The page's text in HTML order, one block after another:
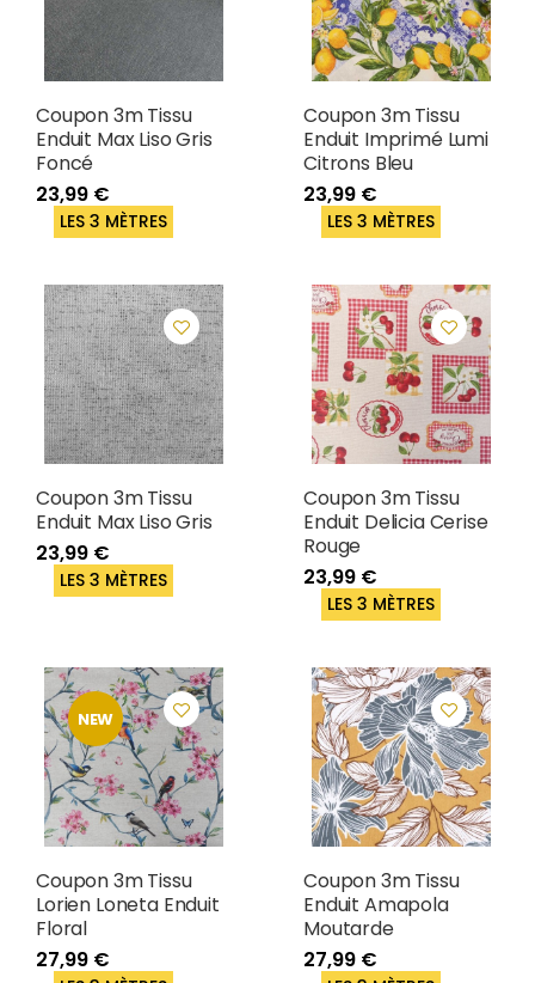
Coupon 3m Tissu
Enduit Max Liso Gris
Foncé
23,99 €
LES 3 MÈTRES
Coupon 3m Tissu
Enduit Imprimé Lumi
Citrons Bleu
23,99 €
LES 3 MÈTRES
Coupon 3m Tissu
Enduit Max Liso Gris
23,99 €
LES 3 MÈTRES
Coupon 3m Tissu
Enduit Delicia Cerise
Rouge
23,99 €
LES 3 MÈTRES
NEW
Coupon 3m Tissu
Lorien Loneta Enduit
Floral
27,99 €
Coupon 3m Tissu
Enduit Amapola
Moutarde
27,99 €